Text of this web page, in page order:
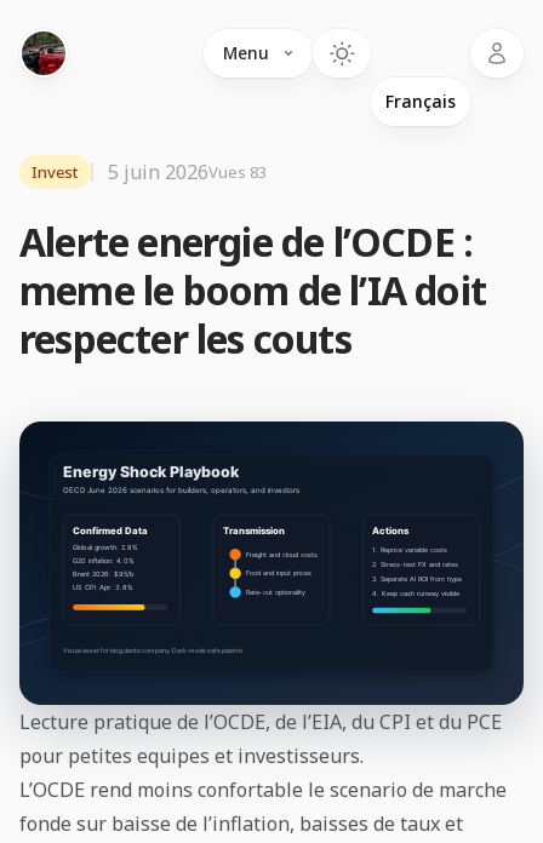
Menu
Alerte energie de l’OCDE :
meme le boom de l’IA doit
respecter les couts
Invest 5 juin 2026Vues 83
Lecture pratique de l’OCDE, de l’EIA, du CPI et du PCE
pour petites equipes et investisseurs.
L’OCDE rend moins confortable le scenario de marche
fonde sur baisse de l’inflation, baisses de taux et